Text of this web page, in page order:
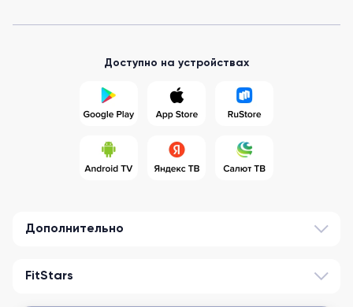
Доступно на устройствах
Дополнительно
FitStars